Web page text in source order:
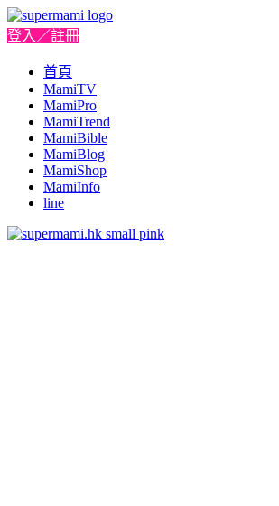
登入／註冊
首頁
MamiTV
MamiPro
MamiTrend
MamiBible
MamiBlog
MamiShop
MamiInfo
line